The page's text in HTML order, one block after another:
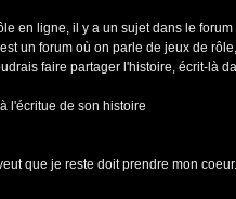
en ligne, il y a un sujet dans le
un forum où on parle de jeux de
faire partager l'histoire, écrit-là
l'écritue de son histoire
que je reste doit prendre mon